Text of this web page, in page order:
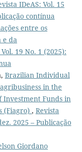
IDeAS: Vol. 15
contínua
entre os
e da
19 No. 1 (2025):
Brazilian Individual
in the
Investment Funds in
(Fiagro) , Revista
2025 – Publicação
Giordano